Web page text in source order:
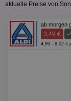
aktuelle Preise von
ab morgen
3,49 € -
4,99 - 8,02 €